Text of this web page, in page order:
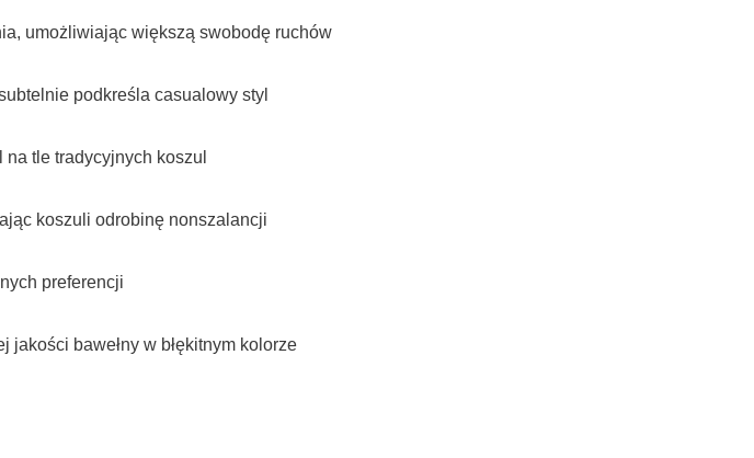
umożliwiając większą swobodę ruchów
podkreśla casualowy styl
tle tradycyjnych koszul
koszuli odrobinę nonszalancji
preferencji
bawełny w błękitnym kolorze